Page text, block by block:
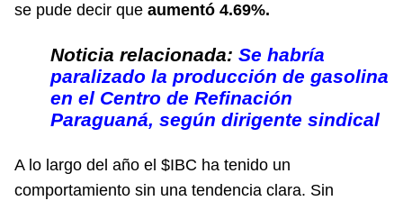
se pude decir que aumentó 4.69%.
Noticia relacionada: Se habría
paralizado la producción de gasolina
en el Centro de Refinación
Paraguaná, según dirigente sindical
A lo largo del año el $IBC ha tenido un
comportamiento sin una tendencia clara. Sin